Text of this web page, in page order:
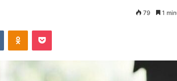
79 1
VKontakteOdnoklassniki
Pocket